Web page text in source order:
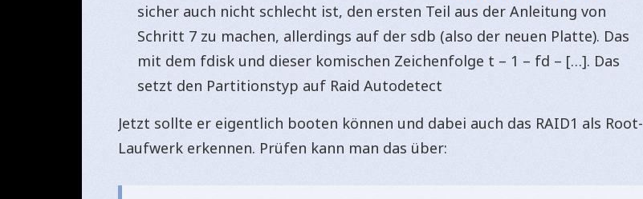
sicher auch nicht schlecht ist, den ersten Teil aus der Anleitung von
Schritt 7 zu machen, allerdings auf der sdb (also der neuen Platte). Das
mit dem fdisk und dieser komischen Zeichenfolge t – 1 – fd – […]. Das
setzt den Partitionstyp auf Raid Autodetect
Jetzt sollte er eigentlich booten können und dabei auch das RAID1 als Root-
Laufwerk erkennen. Prüfen kann man das über: